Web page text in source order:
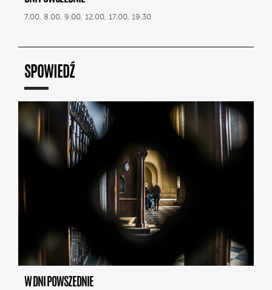
7.00, 8.00, 9.00, 12.00, 17.00, 19.30
SPOWIEDŹ
W DNI POWSZEDNIE